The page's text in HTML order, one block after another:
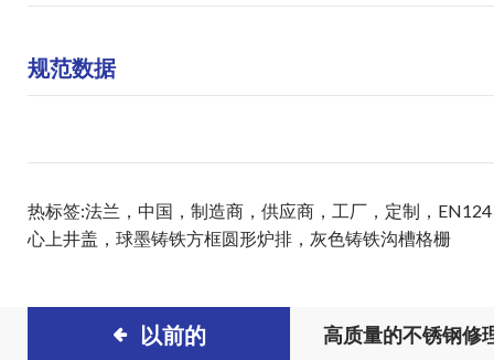
规范数据
热标签:法兰，中国，制造商，供应商，工厂，定制，
心上井盖 ， 球墨铸铁方框圆形炉排 ， 灰色铸铁沟槽格栅
以前的 高质量的不锈钢修